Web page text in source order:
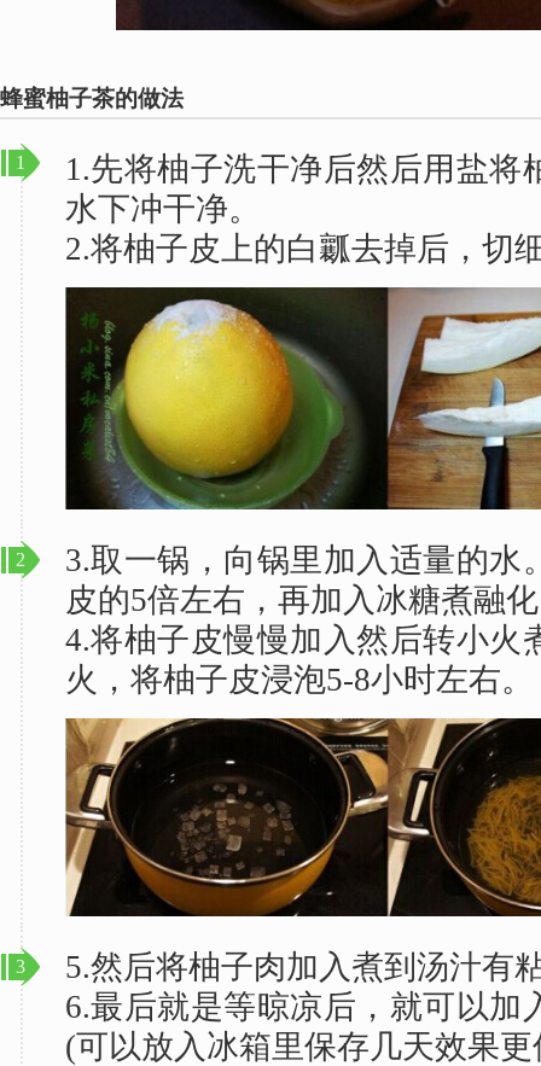
蜂蜜柚子茶的做法
1
1.先将柚子洗干净后然后用盐将
水下冲干净。
2.将柚子皮上的白瓤去掉后，切
2
3.取一锅，向锅里加入适量的水
皮的5倍左右，再加入冰糖煮融
4.将柚子皮慢慢加入然后转小火
火，将柚子皮浸泡5-8小时左右。
3
5.然后将柚子肉加入煮到汤汁有
6.最后就是等晾凉后，就可以加
(可以放入冰箱里保存几天效果更